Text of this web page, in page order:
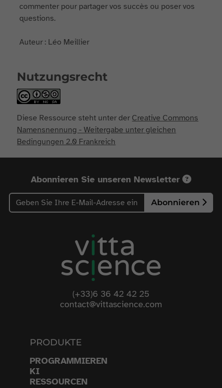
commenter pour partager vos succès ou poser vos
questions.
Auteur : Léo Meillier
Nutzungsrecht
Diese Ressource steht unter der Creative Commons
Namensnennung - Weitergabe unter gleichen
Bedingungen 2.0 Frankreich
Abonnieren Sie unseren Newsletter
Abonnieren
(+33)6 36 42 42 25
contact@vittascience.com
PRODUKTE
PROGRAMMIEREN
KI
RESSOURCEN